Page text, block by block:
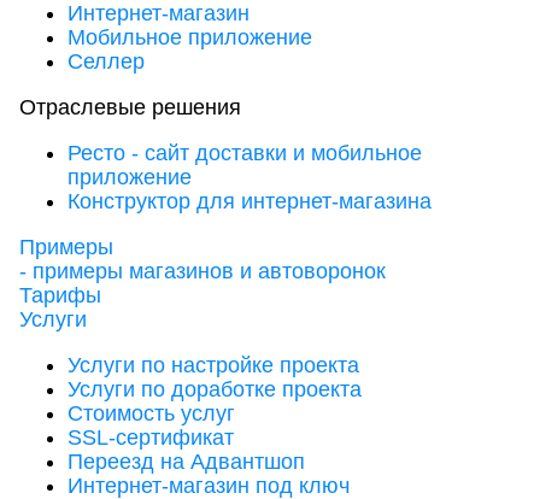
Интернет-магазин
Мобильное приложение
Селлер
Отраслевые решения
Ресто - сайт доставки и мобильное
приложение
Конструктор для интернет-магазина
Примеры
- примеры магазинов и автоворонок
Тарифы
Услуги
Услуги по настройке проекта
Услуги по доработке проекта
Стоимость услуг
SSL-сертификат
Переезд на Адвантшоп
Интернет-магазин под ключ